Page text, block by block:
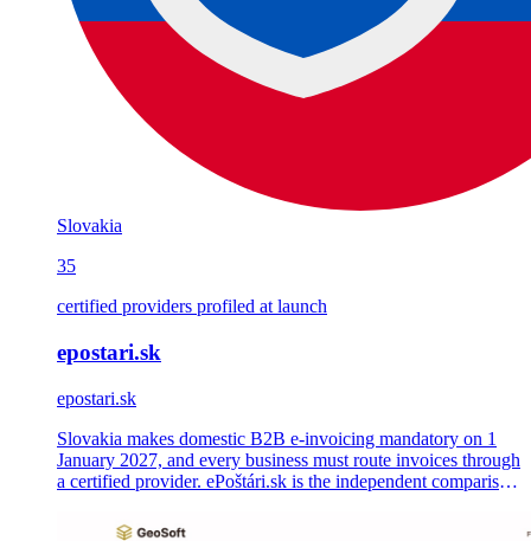
Slovakia
35
certified providers profiled at launch
epostari.sk
epostari.sk
Slovakia makes domestic B2B e-invoicing mandatory on 1
January 2027, and every business must route invoices through
a certified provider. ePoštári.sk is the independent comparison
editorial provider profiles and a 60-page guide hub.